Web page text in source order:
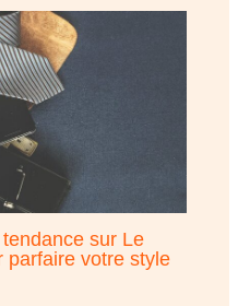
sur Le
parfaire votre style